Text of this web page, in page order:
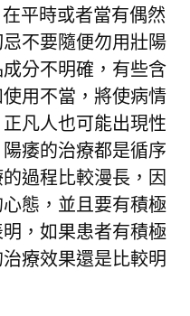
平時或者當有偶然
不要隨便勿用壯陽
分不明確，有些含
用不當，將使病情
凡人也可能出現性
痿的治療都是循序
過程比較漫長，因
態，並且要有積極
，如果患者有積極
療效果還是比較明